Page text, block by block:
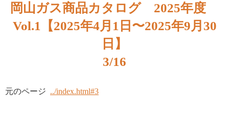
岡山ガス商品カタログ 2025年度
Vol.1【2025年4月1日〜2025年9月30
日】
3/16
元のページ ../index.html#3